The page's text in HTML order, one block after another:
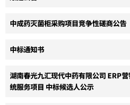
中成药灭菌柜采购项目竞争性磋商公告
中标通知书
湖南春光九汇现代中药有限公司 ERP
统服务项目 中标候选人公示